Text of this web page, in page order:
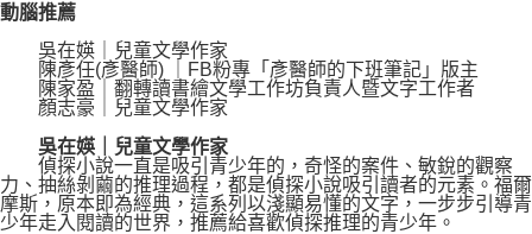
動腦推薦
吳在媖｜兒童文學作家
陳彥任(彥醫師) ｜FB粉專「彥醫師的下班筆記」版主
陳家盈｜翻轉讀書繪文學工作坊負責人暨文字工作者
顏志豪｜兒童文學作家
吳在媖｜兒童文學作家
偵探小說一直是吸引青少年的，奇怪的案件、敏銳的觀察
力、抽絲剝繭的推理過程，都是偵探小說吸引讀者的元素。福爾
摩斯，原本即為經典，這系列以淺顯易懂的文字，一步步引導青
少年走入閱讀的世界，推薦給喜歡偵探推理的青少年。